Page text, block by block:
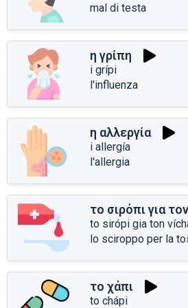
mal di testa
η γρίπη
i grípi
l'influenza
η αλλεργία
i allergía
l'allergia
το σιρόπι για
to sirópi gia ton
lo sciroppo per la
το χάπι
to chápi